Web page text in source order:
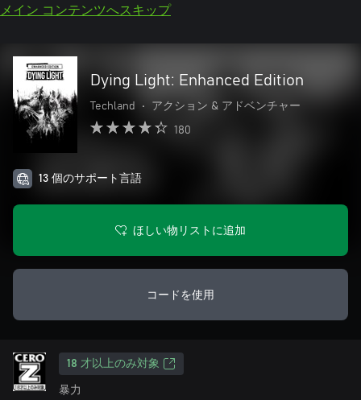
メイン コンテンツへスキップ
Dying Light: Enhanced Edition
Techland • アクション & アドベンチャー
180
13 個のサポート言語
ほしい物リストに追加
コードを使用
18 才以上のみ対象
暴力